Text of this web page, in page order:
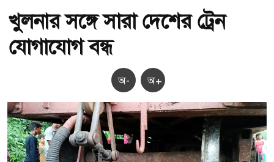
খুলনার সঙ্গে সারা দেশের ট্রেন
যোগাযোগ বন্ধ
অ- অ+